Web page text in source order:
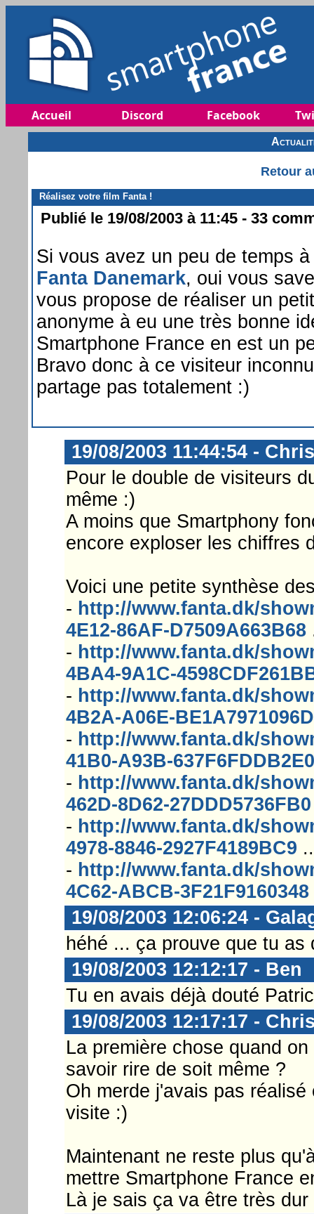
Accueil Discord Facebook
Retour
Réalisez votre film Fanta !
Publié le 19/08/2003 à 11:45 - 33
Si vous avez un peu de temps
Fanta Danemark, oui vous
vous propose de réaliser un
anonyme à eu une très bonne
Smartphone France en est un
Bravo donc à ce visiteur
partage pas totalement :)
19/08/2003 11:44:54 -
Pour le double de visiteurs
même :)
A moins que Smartphony
encore exploser les chiffres
Voici une petite synthèse
- http://www.fanta.dk/
4E12-86AF-D7509A663B68
- http://www.fanta.dk/
4BA4-9A1C-
- http://www.fanta.dk/
4B2A-A06E-BE1A7971096D
- http://www.fanta.dk/
41B0-A93B-637F6FDDB2E0
- http://www.fanta.dk/
462D-8D62-27DDD5736FB0
- http://www.fanta.dk/
4978-8846-2927F4189BC9
- http://www.fanta.dk/
4C62-ABCB-3F21F9160348
19/08/2003 12:06:24 -
héhé ... ça prouve que tu
19/08/2003 12:12:17 - Ben
Tu en avais déjà douté
19/08/2003 12:17:17 -
La première chose quand
savoir rire de soit même ?
Oh merde j'avais pas
visite :)
Maintenant ne reste plus
mettre Smartphone France
Là je sais ça va être très dur